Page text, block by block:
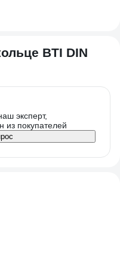
BTI DIN
эксперт,
из покупателей